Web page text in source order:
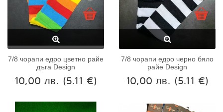
7/8 чорапи едро цветно райе
дъга Design
10,00 лв. (5.11 €)
7/8 чорапи едро черно бяло
райе Design
10,00 лв. (5.11 €)